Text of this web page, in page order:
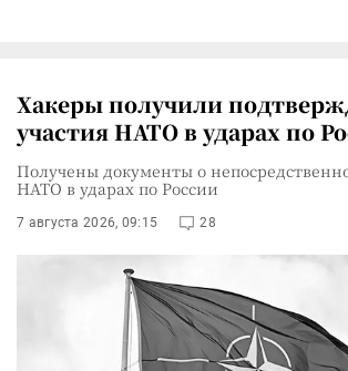
Хакеры получили
участия НАТО в ударах по
Получены документы о
НАТО в ударах по России
7 августа 2026, 09:15 28